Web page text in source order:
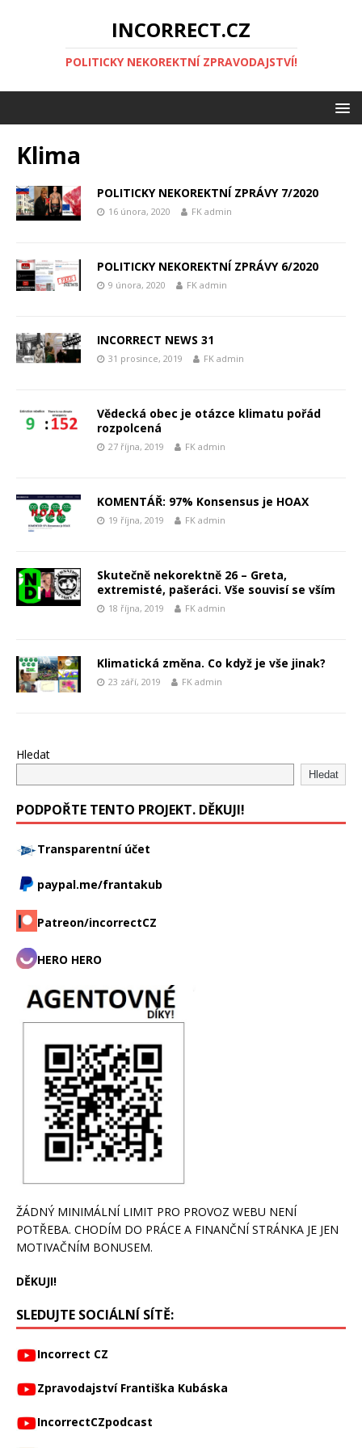
INCORRECT.CZ
POLITICKY NEKOREKTNÍ ZPRAVODAJSTVÍ!
Klima
POLITICKY NEKOREKTNÍ ZPRÁVY 7/2020
16 února, 2020 FK admin
POLITICKY NEKOREKTNÍ ZPRÁVY 6/2020
9 února, 2020 FK admin
INCORRECT NEWS 31
31 prosince, 2019 FK admin
Vědecká obec je otázce klimatu pořád
rozpolcená
27 října, 2019 FK admin
KOMENTÁŘ: 97% Konsensus je HOAX
19 října, 2019 FK admin
Skutečně nekorektně 26 – Greta,
extremisté, pašeráci. Vše souvisí se vším
18 října, 2019 FK admin
Klimatická změna. Co když je vše jinak?
23 září, 2019 FK admin
Hledat
Hledat
PODPOŘTE TENTO PROJEKT. DĚKUJI!
Transparentní účet
paypal.me/frantakub
Patreon/incorrectCZ
HERO HERO
ŽÁDNÝ MINIMÁLNÍ LIMIT PRO PROVOZ WEBU NENÍ
POTŘEBA. CHODÍM DO PRÁCE A FINANČNÍ STRÁNKA JE JEN
MOTIVAČNÍM BONUSEM.
DĚKUJI!
SLEDUJTE SOCIÁLNÍ SÍTĚ:
Incorrect CZ
Zpravodajství Františka Kubáska
IncorrectCZpodcast